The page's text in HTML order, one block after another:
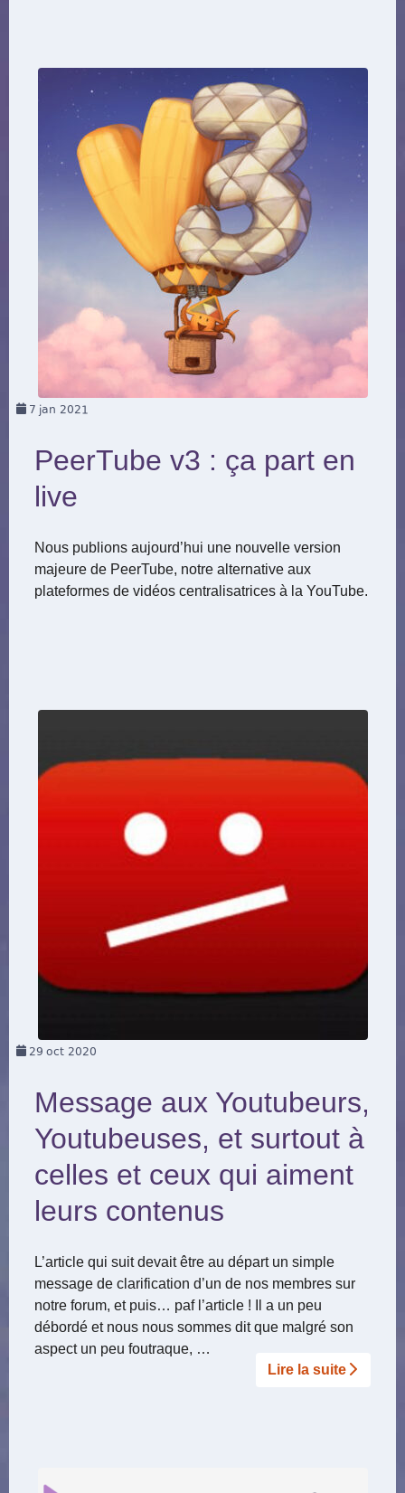
7 jan 2021
PeerTube v3 : ça part en
live
Nous publions aujourd’hui une nouvelle version
majeure de PeerTube, notre alternative aux
plateformes de vidéos centralisatrices à la YouTube.
29 oct 2020
Message aux Youtubeurs,
Youtubeuses, et surtout à
celles et ceux qui aiment
leurs contenus
L’article qui suit devait être au départ un simple
message de clarification d’un de nos membres sur
notre forum, et puis… paf l’article ! Il a un peu
débordé et nous nous sommes dit que malgré son
aspect un peu foutraque, …
Lire la suite­­